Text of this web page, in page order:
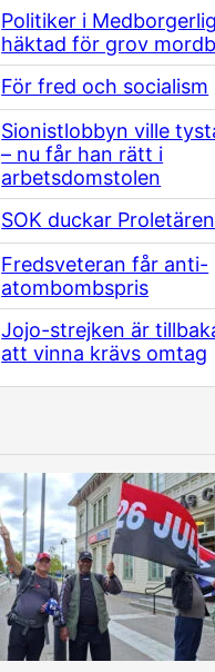
Politiker i
häktad för grov
För fred och socialism
Sionistlobbyn ville
– nu får han rätt i
arbetsdomstolen
SOK duckar
Fredsveteran får anti-
atombombspris
Jojo-strejken är
att vinna krävs omtag